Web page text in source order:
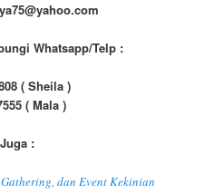
Whatsapp/Telp :
( Sheila )
( Mala )
:
dan Event Kekinian